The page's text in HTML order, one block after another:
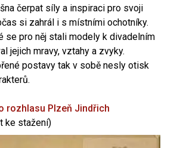
čerpat síly a inspiraci pro svoji
si zahrál i s místními ochotníky.
se pro něj stali modely k divadelním
jejich mravy, vztahy a zvyky.
postavy tak v sobě nesly otisk
rozhlasu Plzeň Jindřich
ke stažení)